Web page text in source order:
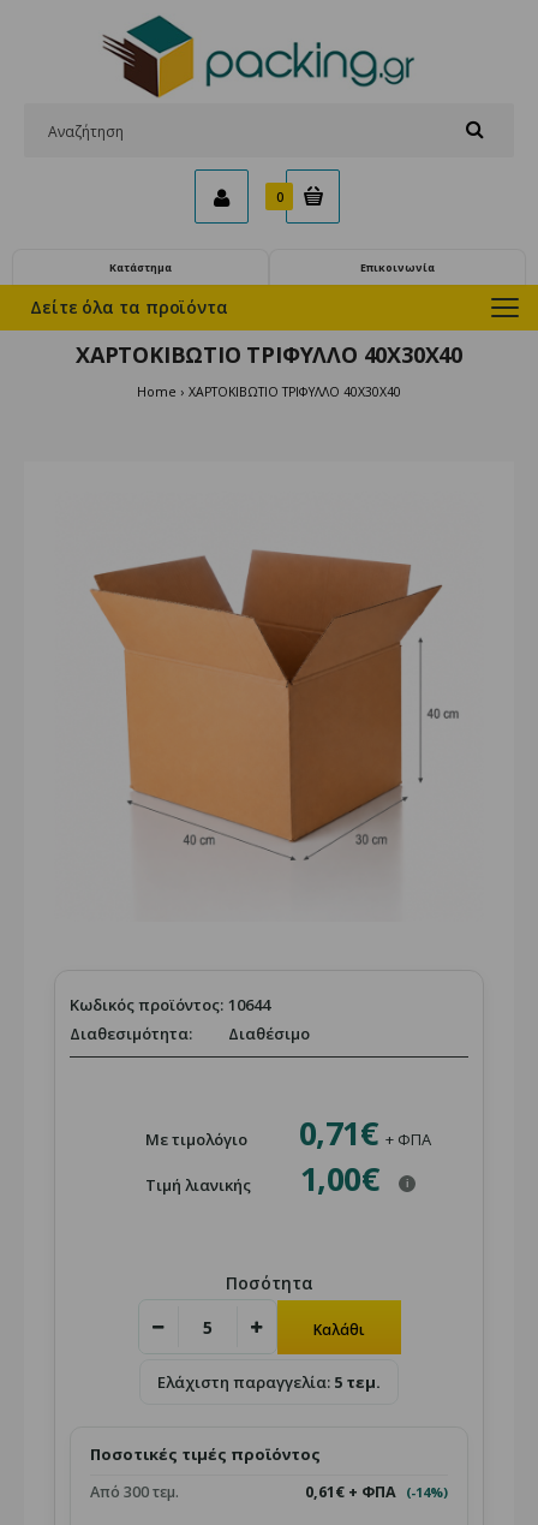
0
Κατάστημα Επικοινωνία
Δείτε όλα τα προϊόντα
ΧΑΡΤΟΚΙΒΩΤΙΟ ΤΡΙΦΥΛΛΟ 40X30X40
Home ΧΑΡΤΟΚΙΒΩΤΙΟ ΤΡΙΦΥΛΛΟ 40X30X40
Κωδικός προϊόντος: 10644
Διαθεσιμότητα:
Διαθέσιμο
Με τιμολόγιο 0,71€ + ΦΠΑ
Τιμή λιανικής 1,00€ i
Ποσότητα
Ελάχιστη παραγγελία: 5 τεμ.
Ποσοτικές τιμές προϊόντος
Από 300 τεμ. 0,61€ + ΦΠΑ (-14%)